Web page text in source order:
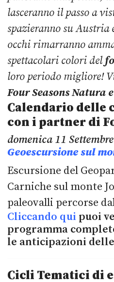
lasceranno il passo a
spazieranno su Austria
occhi rimarranno
spettacolari colori del
loro periodo migliore!
Four Seasons Natura
Calendario delle
con i partner di
domenica 11
Geoescursione sul
Escursione del
Carniche sul monte
paleovalli percorse
Cliccando qui puoi
programma
le anticipazioni
Cicli Tematici di